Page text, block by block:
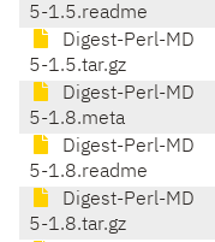
5-1.5.readme
Digest-Perl-MD
5-1.5.tar.gz
Digest-Perl-MD
5-1.8.meta
Digest-Perl-MD
5-1.8.readme
Digest-Perl-MD
5-1.8.tar.gz